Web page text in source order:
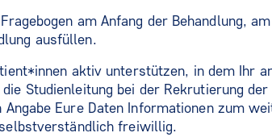
am Anfang der Behandlung,
ausfüllen.
aktiv unterstützen, in dem Ihr
Studienleitung bei der Rekrutierung
Eure Daten Informationen zum
freiwillig.